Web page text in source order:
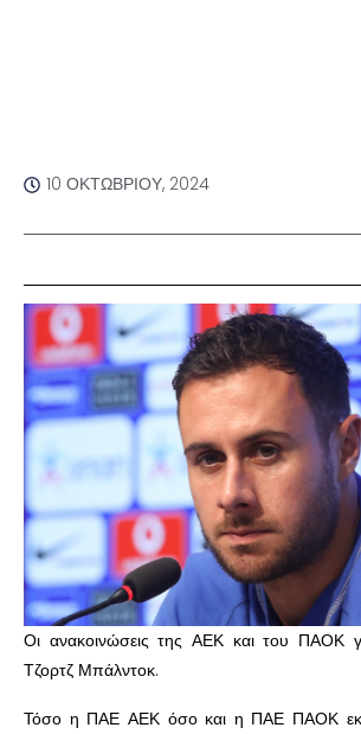
10 ΟΚΤΩΒΡΊΟΥ, 2024
Οι ανακοινώσεις της ΑΕΚ και του ΠΑΟΚ
Τζορτζ Μπάλντοκ.
Τόσο η ΠΑΕ ΑΕΚ όσο και η ΠΑΕ ΠΑΟΚ